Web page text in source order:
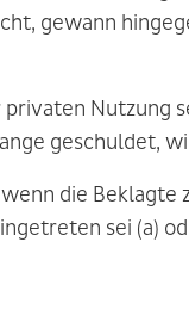
gewann
privaten
geschuldet,
die
sei (a)